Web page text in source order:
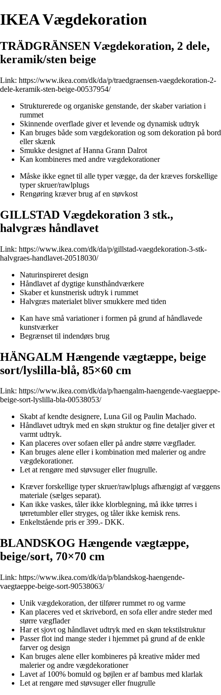
IKEA Vægdekoration
TRÄDGRÄNSEN Vægdekoration, 2 dele,
keramik/sten beige
Link: https://www.ikea.com/dk/da/p/traedgraensen-vaegdekoration-2-
dele-keramik-sten-beige-00537954/
Strukturerede og organiske genstande, der skaber variation i
rummet
Skinnende overflade giver et levende og dynamisk udtryk
Kan bruges både som vægdekoration og som dekoration på bord
eller skænk
Smukke designet af Hanna Grann Dalrot
Kan kombineres med andre vægdekorationer
Måske ikke egnet til alle typer vægge, da der kræves forskellige
typer skruer/rawlplugs
Rengøring kræver brug af en støvkost
GILLSTAD Vægdekoration 3 stk.,
halvgræs håndlavet
Link: https://www.ikea.com/dk/da/p/gillstad-vaegdekoration-3-stk-
halvgraes-handlavet-20518030/
Naturinspireret design
Håndlavet af dygtige kunsthåndværkere
Skaber et kunstnerisk udtryk i rummet
Halvgræs materialet bliver smukkere med tiden
Kan have små variationer i formen på grund af håndlavede
kunstværker
Begrænset til indendørs brug
HÄNGALM Hængende vægtæppe, beige
sort/lyslilla-blå, 85×60 cm
Link: https://www.ikea.com/dk/da/p/haengalm-haengende-vaegtaeppe-
beige-sort-lyslilla-bla-00538053/
Skabt af kendte designere, Luna Gil og Paulin Machado.
Håndlavet udtryk med en skøn struktur og fine detaljer giver et
varmt udtryk.
Kan placeres over sofaen eller på andre større vægflader.
Kan bruges alene eller i kombination med malerier og andre
vægdekorationer.
Let at rengøre med støvsuger eller fnugrulle.
Kræver forskellige typer skruer/rawlplugs afhængigt af væggens
materiale (sælges separat).
Kan ikke vaskes, tåler ikke klorblegning, må ikke tørres i
tørretumbler eller stryges, og tåler ikke kemisk rens.
Enkeltstående pris er 399.- DKK.
BLANDSKOG Hængende vægtæppe,
beige/sort, 70×70 cm
Link: https://www.ikea.com/dk/da/p/blandskog-haengende-
vaegtaeppe-beige-sort-90538063/
Unik vægdekoration, der tilfører rummet ro og varme
Kan placeres ved et skrivebord, en sofa eller andre steder med
større vægflader
Har et sjovt og håndlavet udtryk med en skøn tekstilstruktur
Passer flot ind mange steder i hjemmet på grund af de enkle
farver og design
Kan bruges alene eller kombineres på kreative måder med
malerier og andre vægdekorationer
Lavet af 100% bomuld og bøjlen er af bambus med klarlak
Let at rengøre med støvsuger eller fnugrulle